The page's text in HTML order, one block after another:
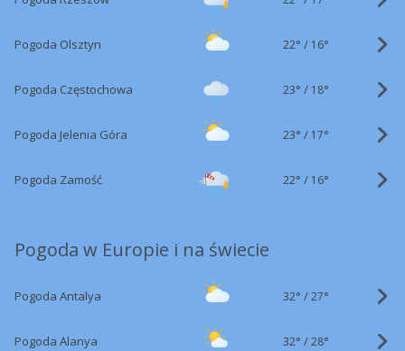
Pogoda Olsztyn 22° / 16°
Pogoda Częstochowa 23° / 18°
Pogoda Jelenia Góra 23° / 17°
Pogoda Zamość 22° / 16°
Pogoda w Europie i na świecie
Pogoda Antalya 32° /27°
Pogoda Alanya 32° /28°